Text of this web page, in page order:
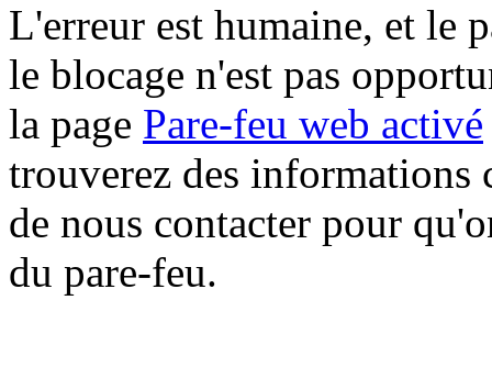
L'erreur est humaine, et le
le blocage n'est pas
la page Pare-feu web activé
trouverez des informations
de nous contacter pour
du pare-feu.